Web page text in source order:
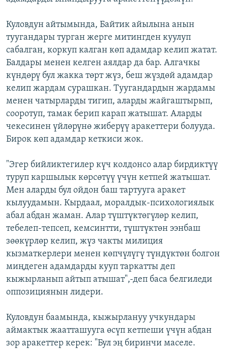
Куловдун айтымында, Байтик айылына анын
туугандары турган жерге митингден куулуп
сабалган, коркуп калган көп адамдар келип жатат.
Балдары менен келген аялдар да бар. Алгачкы
күндөрү бул жакка төрт жүз, беш жүздөй адамдар
келип жардам сурашкан. Туугандардын жардамы
менен чатырларды тигип, аларды жайгаштырып,
сооротуп, тамак берип карап жатышат. Аларды
чекесинен үйлөрүнө жиберүү аракеттери болууда.
Бирок көп адамдар кеткиси жок.
"Эгер бийликтегилер күч колдонсо алар бирдиктүү
туруп каршылык көрсөтүү үчүн кетпей жатышат.
Мен аларды бул ойдон баш тартууга аракет
кылуудамын. Кырдаал, моралдык-психологиялык
абал абдан жаман. Алар түштүктөгүлөр келип,
тебелеп-тепсеп, кемсинтти, түштүктөн ээнбаш
зөөкүрлөр келип, жүз чакты милиция
кызматкерлери менен көпчүлүгү түндүктөн болгон
миңдеген адамдарды кууп таркатты деп
кыжырланып айтып атышат",-деп баса белгиледи
оппозициянын лидери.
Куловдун баамында, кыжырлануу учкундары
аймактык жаатташууга өсүп кетпеши үчүн абдан
зор аракеттер керек: "Бул эң биринчи маселе.